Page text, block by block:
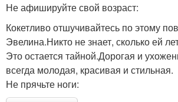
Не афишируйте свой возраст:
Кокетливо отшучивайтесь по этому
Эвелина.Никто не знает, сколько ей
Это остается тайной.Дорогая и
всегда молодая, красивая и стильная.
Не прячьте ноги: